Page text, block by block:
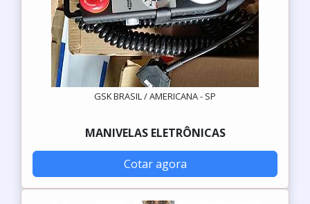
GSK BRASIL / AMERICANA - SP
MANIVELAS ELETRÔNICAS
Cotar agora